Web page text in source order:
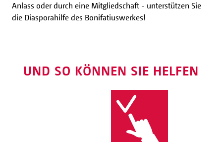
Anlass oder durch eine Mitgliedschaft - unterstützen Sie
die Diasporahilfe des Bonifatiuswerkes!
UND SO KÖNNEN SIE HELFEN